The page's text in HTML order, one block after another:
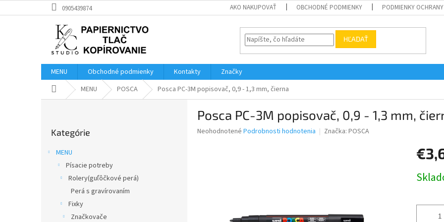
na
0905439874 AKO NAKUPOVAŤ OBCHODNÉ PODMIENKY PODMIENKY OCHRANY
HĽADAŤ
MENU Obchodné podmienky Kontakty
Značky
DomovMENU POSCA Posca PC-3M popisovač, 0,9 - 1,3 mm, čierna
kategórie
Kategórie
MENU
Písacie potreby
Rolery(guľôčkové perá)
Perá s gravírovaním
Fixky
Značkovače
Posca PC-3M popisovač, 0,9 - 1,3 mm,
Priemerné
Neohodnotené Podrobnosti hodnotenia Značka: POSCA
cena: